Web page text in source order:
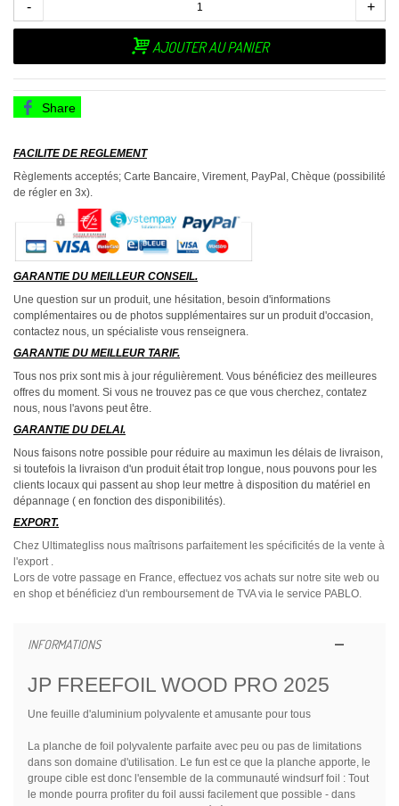
- +
AJOUTER AU PANIER
Share
FACILITE DE REGLEMENT
Règlements acceptés; Carte Bancaire, Virement, PayPal, Chèque (possibilité
de régler en 3x).
GARANTIE DU MEILLEUR CONSEIL.
Une question sur un produit, une hésitation, besoin d'informations
complémentaires ou de photos supplémentaires sur un produit d'occasion,
contactez nous, un spécialiste vous renseignera.
GARANTIE DU MEILLEUR TARIF.
Tous nos prix sont mis à jour régulièrement. Vous bénéficiez des meilleures
offres du moment. Si vous ne trouvez pas ce que vous cherchez, contatez
nous, nous l'avons peut être.
GARANTIE DU DELAI.
Nous faisons notre possible pour réduire au maximun les délais de livraison,
si toutefois la livraison d'un produit était trop longue, nous pouvons pour les
clients locaux qui passent au shop leur mettre à disposition du matériel en
dépannage ( en fonction des disponibilités).
EXPORT.
Chez Ultimategliss nous maîtrisons parfaitement les spécificités de la vente à
l'export .
Lors de votre passage en France, effectuez vos achats sur notre site web ou
en shop et bénéficiez d'un remboursement de TVA via le service PABLO.
INFORMATIONS
JP FREEFOIL WOOD PRO 2025
Une feuille d'aluminium polyvalente et amusante pour tous
La planche de foil polyvalente parfaite avec peu ou pas de limitations
dans son domaine d'utilisation. Le fun est ce que la planche apporte, le
groupe cible est donc l'ensemble de la communauté windsurf foil : Tout
le monde pourra profiter du foil aussi facilement que possible - dans